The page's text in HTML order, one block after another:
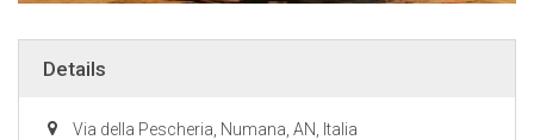
Details
Via della Pescheria, Numana, AN, Italia